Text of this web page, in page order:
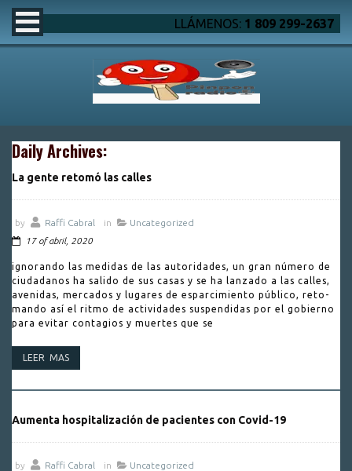
LLÁMENOS: 1 809 299-2637
Daily Archives:
La gente retomó las calles
by Raffi Cabral in
Uncategorized
17 of abril, 2020
ignorando las medidas de las autoridades, un gran nú­mero de
ciudadanos ha sali­do de sus casas y se ha lan­zado a las calles,
avenidas, mercados y lugares de es­parcimiento público, reto­
mando así el ritmo de acti­vidades suspendidas por el gobierno
para evitar conta­gios y muertes que se
LEER MAS
Aumenta hospitalización de pacientes con Covid-19
by Raffi Cabral in
Uncategorized